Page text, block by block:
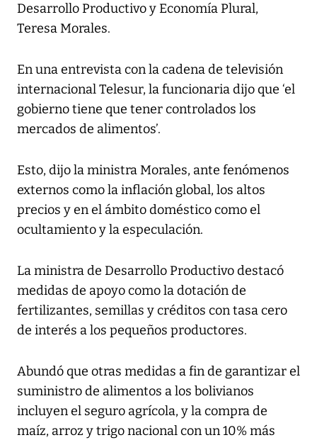
Desarrollo Productivo y Economía Plural,
Teresa Morales.
En una entrevista con la cadena de televisión
internacional Telesur, la funcionaria dijo que ‘el
gobierno tiene que tener controlados los
mercados de alimentos’.
Esto, dijo la ministra Morales, ante fenómenos
externos como la inflación global, los altos
precios y en el ámbito doméstico como el
ocultamiento y la especulación.
La ministra de Desarrollo Productivo destacó
medidas de apoyo como la dotación de
fertilizantes, semillas y créditos con tasa cero
de interés a los pequeños productores.
Abundó que otras medidas a fin de garantizar el
suministro de alimentos a los bolivianos
incluyen el seguro agrícola, y la compra de
maíz, arroz y trigo nacional con un 10% más